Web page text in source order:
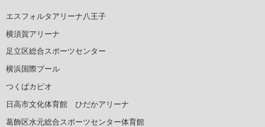
エスフォルタアリーナ八王子
横須賀アリーナ
足立区総合スポーツセンター
横浜国際プール
つくばカピオ
日高市文化体育館 ひだかアリーナ
葛飾区水元総合スポーツセンター体育館